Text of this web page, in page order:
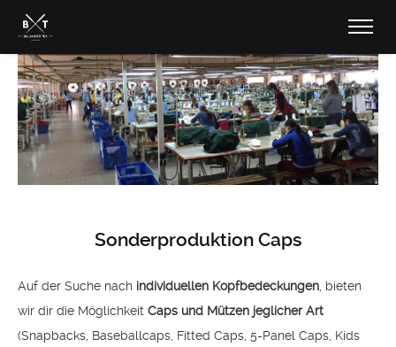
Sonderproduktion Caps
Auf der Suche nach individuellen Kopfbedeckungen , bieten
wir dir die Möglichkeit Caps und Mützen jeglicher Art
(Snapbacks, Baseballcaps, Fitted Caps, 5-Panel Caps, Kids